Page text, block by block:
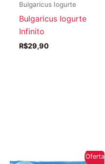
Bulgaricus Iogurte
Bulgaricus Iogurte
Infinito
R$29,90
Oferta!